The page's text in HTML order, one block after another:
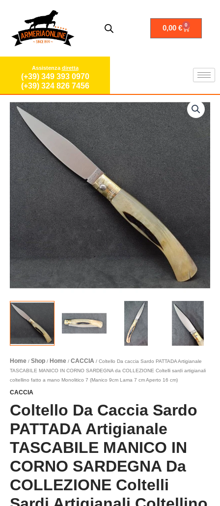
contenuto
0,00€ 0
Carrello
Assistenza diretta
(+39) 349 393 0970
(+39) 324 826 7456
Home / Shop / Home / CACCIA / Coltello Da caccia Sardo PATTADA Artigianale
TASCABILE MANICO IN CORNO SARDEGNA da COLLEZIONE Coltelli sardi artigianali
coltellino fatto a mano Monolitico 7 (Manico 9cm Lama 7 cm Aperto 16 cm)
CACCIA
Coltello Da Caccia Sardo
PATTADA Artigianale
TASCABILE MANICO IN
CORNO SARDEGNA Da
COLLEZIONE Coltelli